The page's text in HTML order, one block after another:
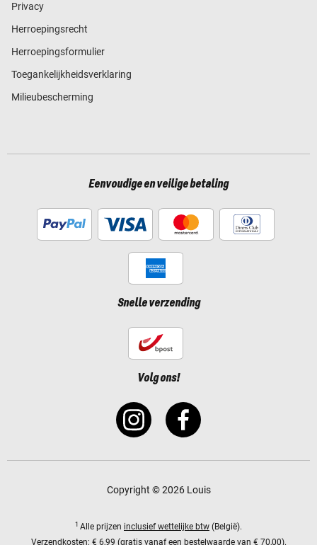
Privacy
Herroepingsrecht
Herroepingsformulier
Toegankelijkheidsverklaring
Milieubescherming
Eenvoudige en veilige betaling
Snelle verzending
Volg ons!
Copyright © 2026 Louis
1 Alle prijzen inclusief wettelijke btw (België).
Verzendkosten: € 6,99 (gratis vanaf een bestelwaarde van € 70,00).